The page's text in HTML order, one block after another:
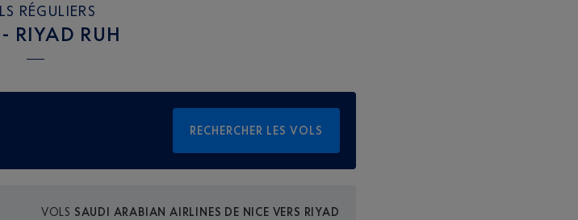
RÉGULIERS
RIYAD RUH
RECHERCHER LES VOLS
VOLS SAUDI ARABIAN AIRLINES DE NICE VERS RIYAD